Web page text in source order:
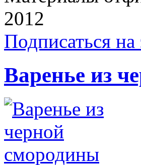
2012
Подписаться на
Варенье из